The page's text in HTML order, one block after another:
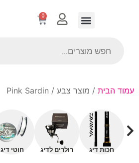
0
עמוד הבית / מוצר צבע / Pink Sardin
חכות דיג רולרים לדיג חוטי דיג